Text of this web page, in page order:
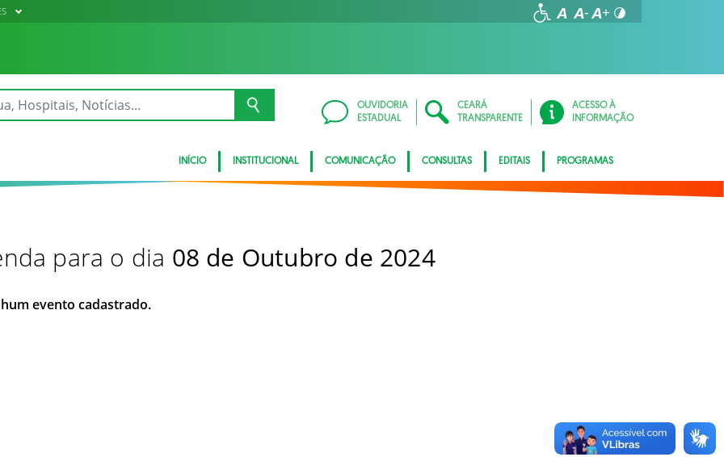
OUVIDORIA
ESTADUAL
CEARÁ
TRANSPARENTE
ACESSO À
INFORMAÇÃO
INÍCIO INSTITUCIONAL COMUNICAÇÃO CONSULTAS EDITAIS PROGRAMAS
para o dia 08 de Outubro de 2024
evento cadastrado.